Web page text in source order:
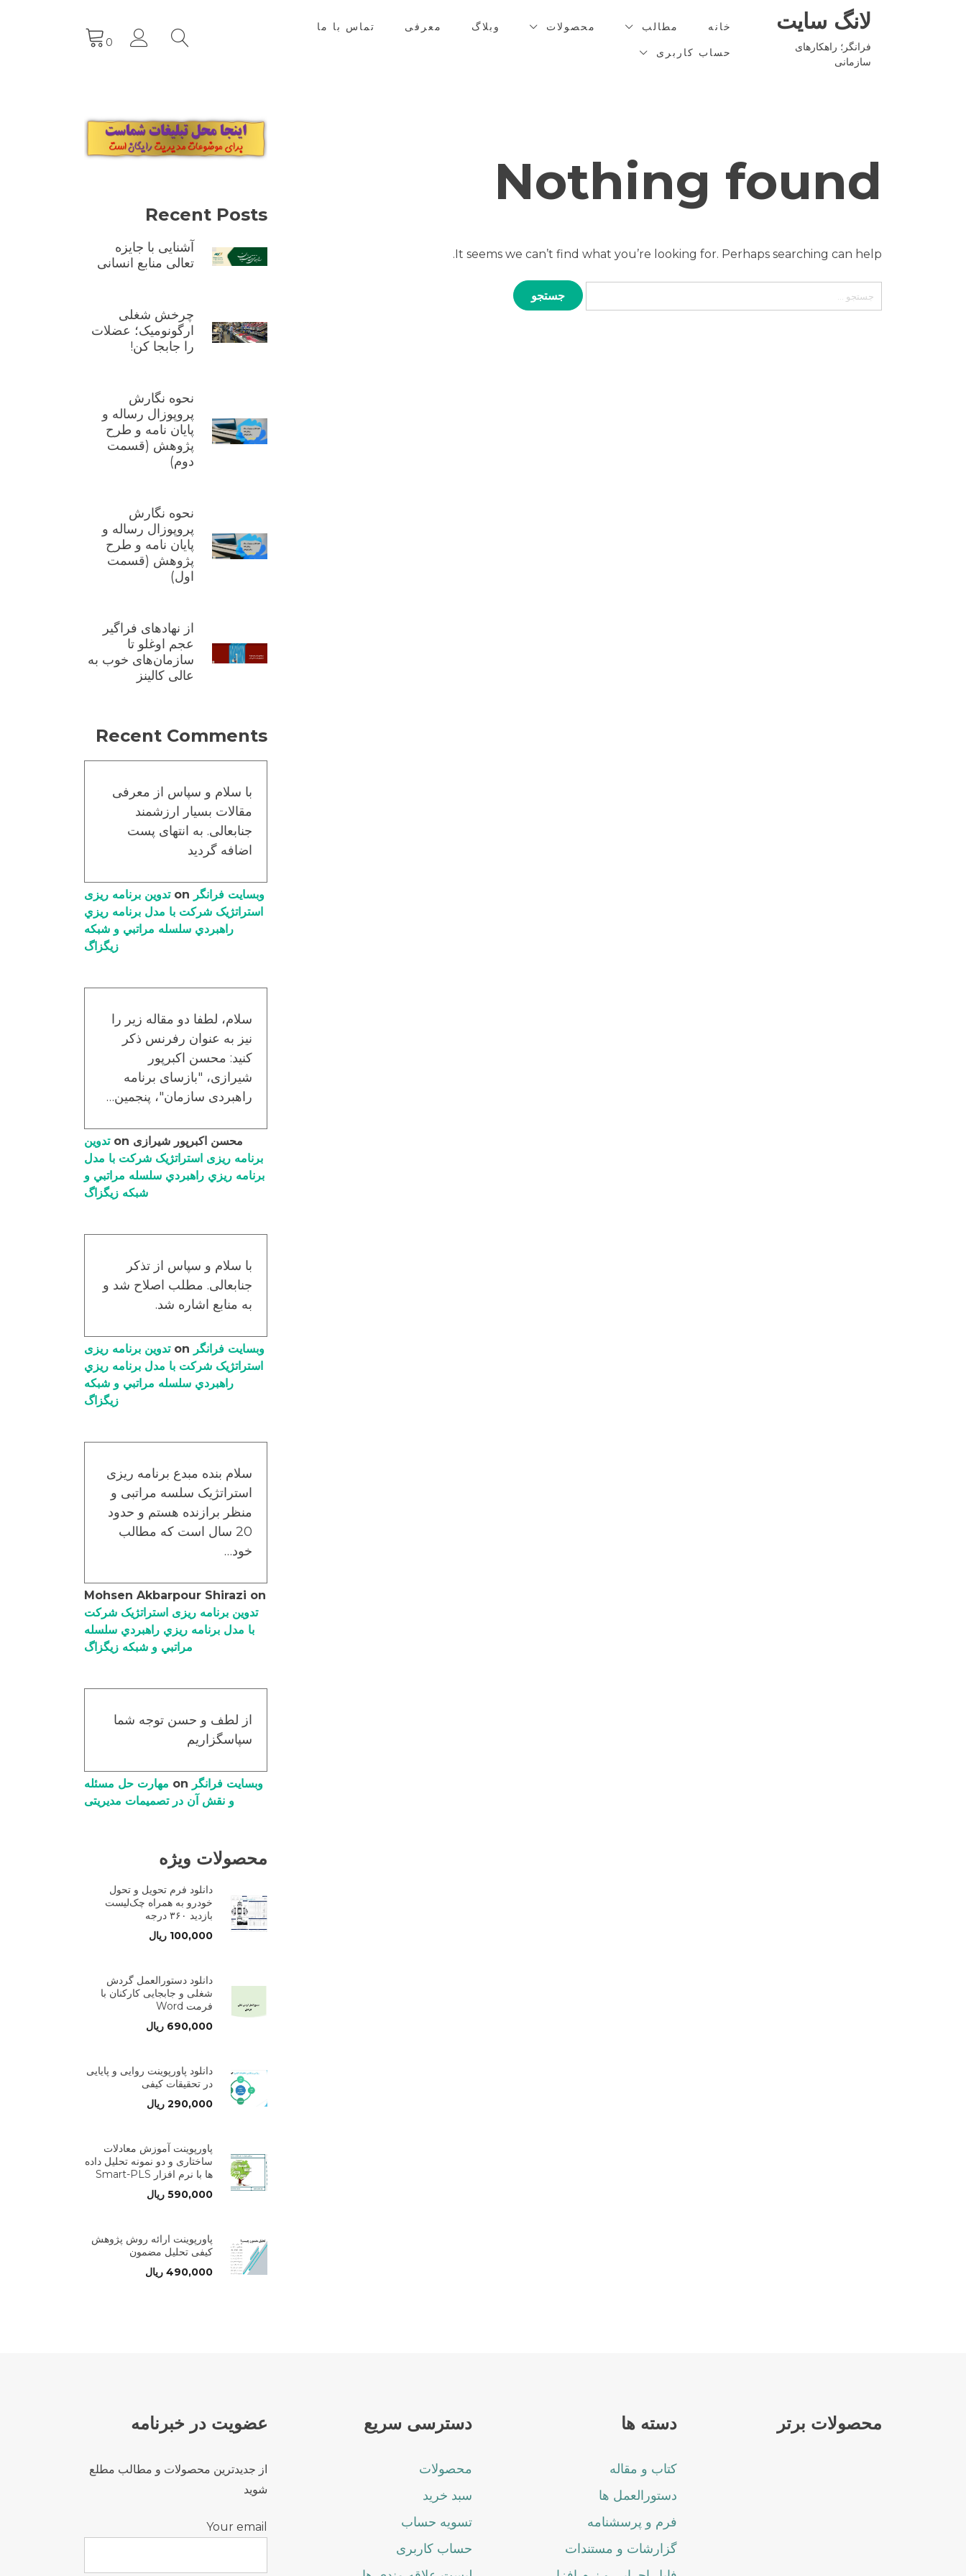
لانگ سایت
فرانگر؛ راهکارهای
سازمانی
خانه مطالب محصولات وبلاگ معرفی
تماس با ما
حساب کاربری
0
Nothing found
It seems we can’t find what you’re looking for. Perhaps searching can help.
برای:
Recent Posts
آشنایی با جایزه
تعالی منابع انسانی
چرخش شغلی
ارگونومیک؛ عضلات
را جابجا کن!
نحوه نگارش
پروپوزال رساله و
پایان نامه و طرح
پژوهش (قسمت
دوم)
نحوه نگارش
پروپوزال رساله و
پایان نامه و طرح
پژوهش (قسمت
اول)
از نهادهای فراگیر
عجم اوغلو تا
سازمان‌های خوب به
عالی کالینز
Recent Comments
با سلام و سپاس از معرفی
مقالات بسیار ارزشمند
جنابعالی. به انتهای پست
اضافه گردید
وبسایت فرانگر
تدوین برنامه ریزی
استراتژیک شرکت با مدل برنامه ریزي
راهبردي سلسله مراتبي و شبکه
زیگزاگ
سلام، لطفا دو مقاله زیر را
نیز به عنوان رفرنس ذکر
کنید: محسن اکبرپور
شیرازی، "بازسای برنامه
راهبردی سازمان"، پنجمین…
محسن اکبرپور شیرازی
تدوین
برنامه ریزی استراتژیک شرکت با مدل
برنامه ریزي راهبردي سلسله مراتبي و
شبکه زیگزاگ
با سلام و سپاس از تذکر
جنابعالی. مطلب اصلاح شد و
به منابع اشاره شد.
وبسایت فرانگر
تدوین برنامه ریزی
استراتژیک شرکت با مدل برنامه ریزي
راهبردي سلسله مراتبي و شبکه
زیگزاگ
سلام بنده مبدع برنامه ریزی
استراتژیک سلسه مراتبی و
منظر برازنده هستم و حدود
20 سال است که مطالب
خود…
Mohsen Akbarpour Shirazi on
تدوین برنامه ریزی استراتژیک شرکت
با مدل برنامه ریزي راهبردي سلسله
مراتبي و شبکه زیگزاگ
از لطف و حسن توجه شما
سپاسگزاریم
وبسایت فرانگر
مهارت حل مسئله
و نقش آن در تصمیمات مدیریتی
محصولات ویژه
دانلود فرم تحویل و تحول
خودرو به همراه چک‌لیست
بازدید ۳۶۰ درجه
100,000 ریال
دانلود دستورالعمل گردش
شغلی و جابجایی کارکنان با
فرمت Word
690,000 ریال
دانلود پاورپوینت روایی و پایایی
در تحقیقات کیفی
290,000 ریال
پاورپوینت آموزش معادلات
ساختاری و دو نمونه تحلیل داده
ها با نرم افزار Smart-PLS
590,000 ریال
پاورپوینت ارائه روش پژوهش
کیفی تحلیل مضمون
490,000 ریال
محصولات برتر دسته ها
کتاب و مقاله
دستورالعمل ها
فرم و پرسشنامه
گزارشات و مستندات
دسترسی سریع
محصولات
سبد خرید
تسویه حساب
حساب کاربری
عضویت در خبرنامه
از جدیدترین محصولات و مطالب مطلع
شوید
Your email